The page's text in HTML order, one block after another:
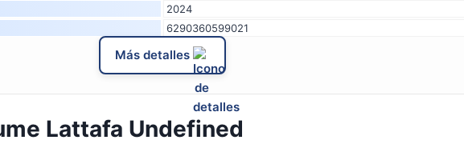
2024
6290360599021
Más detalles
Lattafa Undefined